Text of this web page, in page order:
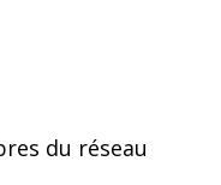
du réseau